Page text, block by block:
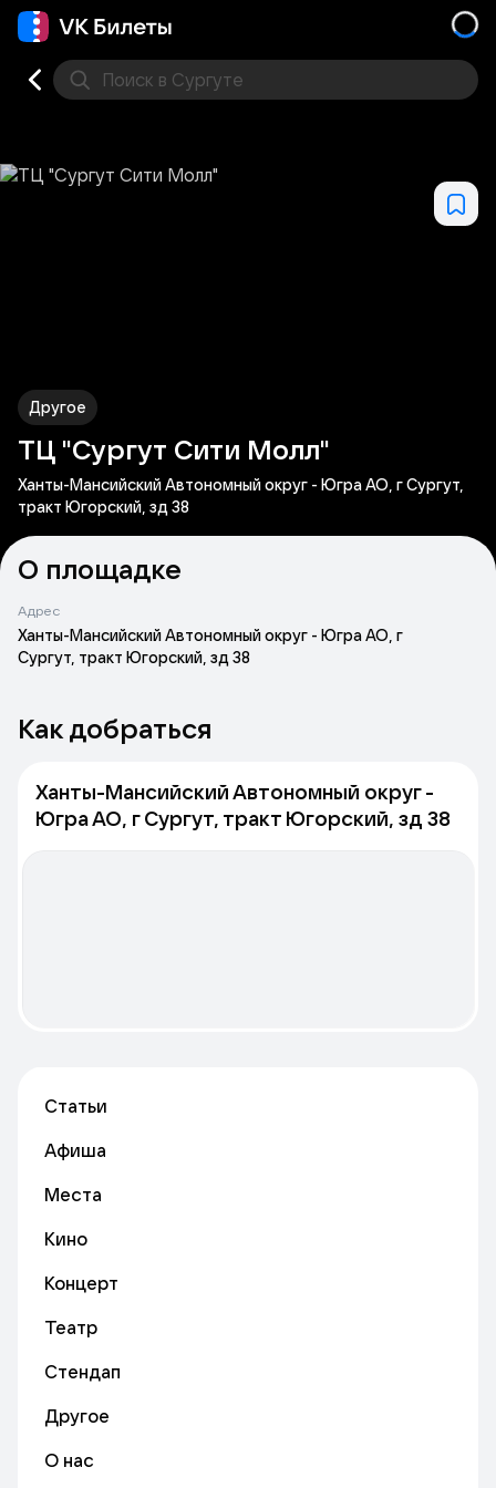
Поиск в Сургуте
Другое
ТЦ "Сургут Сити Молл"
Ханты-Мансийский Автономный округ - Югра АО, г Сургут,
тракт Югорский, зд 38
О площадке
Адрес
Ханты-Мансийский Автономный округ - Югра АО, г
Сургут, тракт Югорский, зд 38
Как добраться
Ханты-Мансийский Автономный округ -
Югра АО, г Сургут, тракт Югорский, зд 38
Статьи
Афиша
Места
Кино
Концерт
Театр
Стендап
Другое
О нас